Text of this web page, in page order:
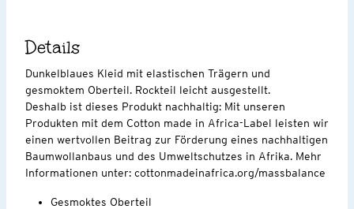
Details
Dunkelblaues Kleid mit elastischen Trägern und
gesmoktem Oberteil. Rockteil leicht ausgestellt.
Deshalb ist dieses Produkt nachhaltig: Mit unseren
Produkten mit dem Cotton made in Africa-Label leisten wir
einen wertvollen Beitrag zur Förderung eines nachhaltigen
Baumwollanbaus und des Umweltschutzes in Afrika. Mehr
Informationen unter: cottonmadeinafrica.org/massbalance
Gesmoktes Oberteil